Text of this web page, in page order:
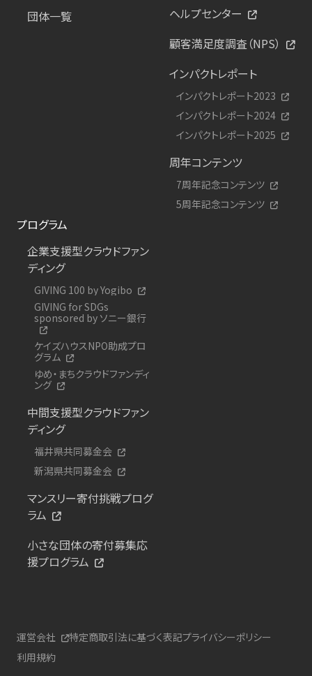
団体一覧
ヘルプセンター
顧客満足度調査（NPS）
インパクトレポート
インパクトレポート2023
インパクトレポート2024
インパクトレポート2025
周年コンテンツ
7周年記念コンテンツ
5周年記念コンテンツ
プログラム
企業支援型クラウドファン
ディング
GIVING 100 by Yogibo
GIVING for SDGs
sponsored by ソニー銀行
ケイズハウスNPO助成プロ
グラム
ゆめ・まちクラウドファンディ
ング
中間支援型クラウドファン
ディング
福井県共同募金会
新潟県共同募金会
マンスリー寄付挑戦プログ
ラム
小さな団体の寄付募集応
援プログラム
運営会社 特定商取引法に基づく表記プライバシーポリシー
利用規約